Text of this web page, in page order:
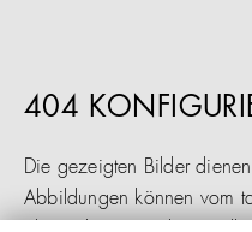
404
Die gezeigten Bilder
Abbildungen können vom